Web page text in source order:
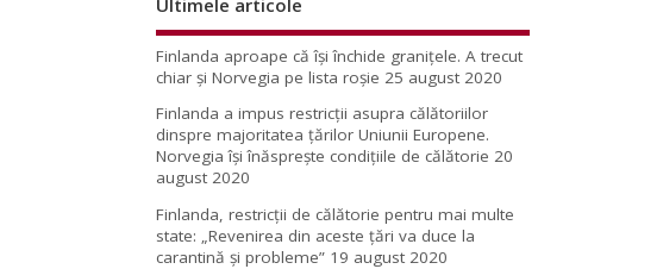
Finlanda aproape că își închide granițele. A trecut
chiar și Norvegia pe lista roșie 25 august 2020
Finlanda a impus restricţii asupra călătoriilor
dinspre majoritatea ţărilor Uniunii Europene.
Norvegia își înăsprește condițiile de călătorie 20
august 2020
Finlanda, restricţii de călătorie pentru mai multe
state: „Revenirea din aceste ţări va duce la
carantină şi probleme” 19 august 2020